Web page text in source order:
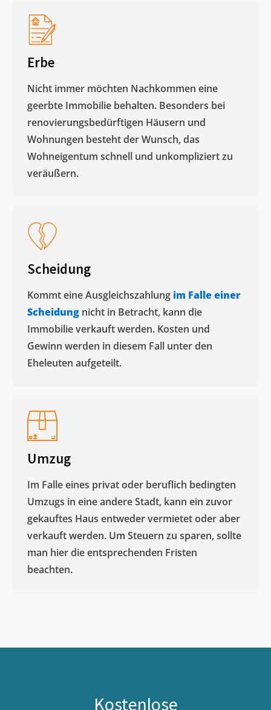
Erbe
Nicht immer möchten Nachkommen eine
geerbte Immobilie behalten. Besonders bei
renovierungsbedürftigen Häusern und
Wohnungen besteht der Wunsch, das
Wohneigentum schnell und unkompliziert zu
veräußern. ​
Scheidung
Kommt eine Ausgleichszahlung im Falle einer
Scheidung nicht in Betracht, kann die
Immobilie verkauft werden. Kosten und
Gewinn werden in diesem Fall unter den
Eheleuten aufgeteilt.​
Umzug
Im Falle eines privat oder beruflich bedingten
Umzugs in eine andere Stadt, kann ein zuvor
gekauftes Haus entweder vermietet oder aber
verkauft werden. Um Steuern zu sparen, sollte
man hier die entsprechenden Fristen
beachten.
Kostenlose